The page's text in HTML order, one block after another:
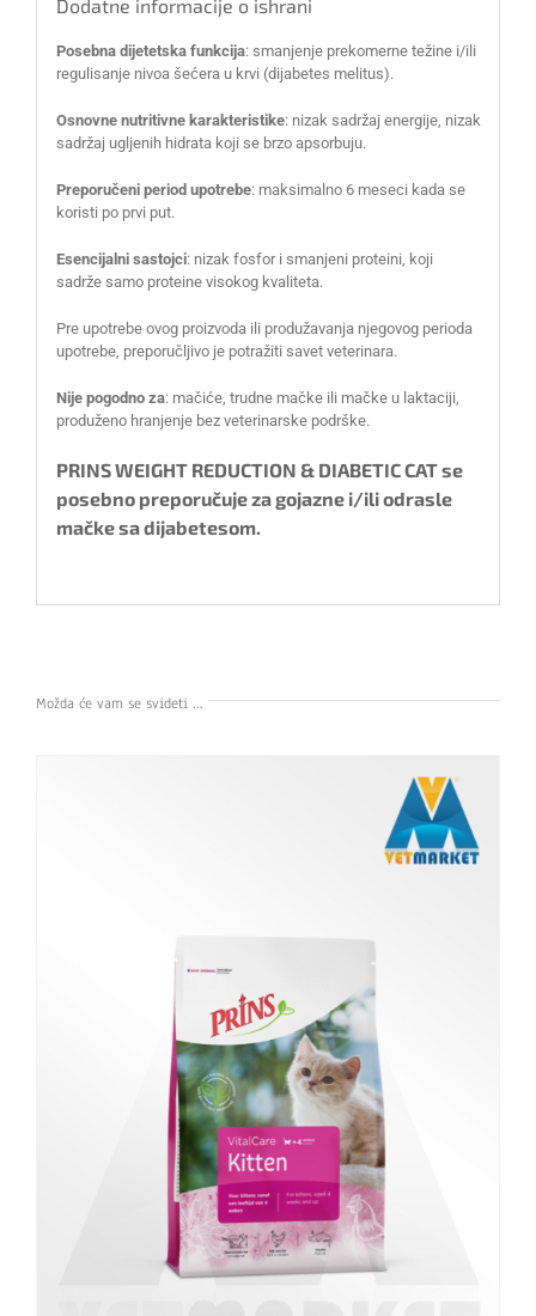
Dodatne informacije o ishrani
Posebna dijetetska funkcija: smanjenje prekomerne težine i/ili
regulisanje nivoa šećera u krvi (dijabetes melitus).
Osnovne nutritivne karakteristike: nizak sadržaj energije, nizak
sadržaj ugljenih hidrata koji se brzo apsorbuju.
Preporučeni period upotrebe: maksimalno 6 meseci kada se
koristi po prvi put.
Esencijalni sastojci: nizak fosfor i smanjeni proteini, koji
sadrže samo proteine visokog kvaliteta.
Pre upotrebe ovog proizvoda ili produžavanja njegovog perioda
upotrebe, preporučljivo je potražiti savet veterinara.
Nije pogodno za: mačiće, trudne mačke ili mačke u laktaciji,
produženo hranjenje bez veterinarske podrške.
PRINS WEIGHT REDUCTION & DIABETIC CAT se
posebno preporučuje za gojazne i/ili odrasle
mačke sa dijabetesom.
Možda će vam se svideti …